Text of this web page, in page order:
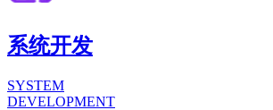
系统开发
SYSTEM
DEVELOPMENT